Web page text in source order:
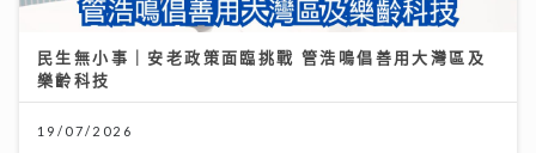
民生無小事｜安老政策面臨挑戰 管浩鳴倡善用大灣區及
樂齡科技
19/07/2026